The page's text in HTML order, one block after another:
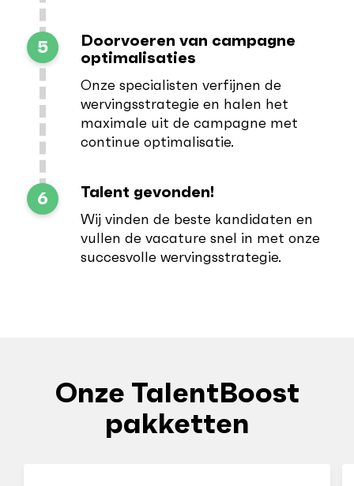
5
Doorvoeren van campagne
optimalisaties
Onze specialisten verfijnen de
wervingsstrategie en halen het
maximale uit de campagne met
continue optimalisatie.
6 Talent gevonden!
Wij vinden de beste kandidaten en
vullen de vacature snel in met onze
succesvolle wervingsstrategie.
Onze TalentBoost
pakketten